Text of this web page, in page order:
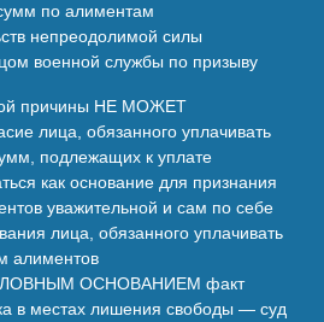
по алиментам
непреодолимой силы
военной службы по призыву
причины НЕ МОЖЕТ
лица, обязанного уплачивать
подлежащих к уплате
как основание для признания
уважительной и сам по себе
лица, обязанного уплачивать
алиментов
ОСНОВАНИЕМ факт
в местах лишения свободы — суд